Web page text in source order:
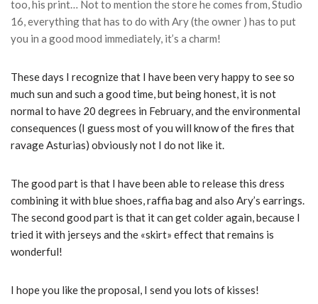
too, his print… Not to mention the store he comes from, Studio
16, everything that has to do with Ary (the owner ) has to put
you in a good mood immediately, it’s a charm!
These days I recognize that I have been very happy to see so
much sun and such a good time, but being honest, it is not
normal to have 20 degrees in February, and the environmental
consequences (I guess most of you will know of the fires that
ravage Asturias) obviously not I do not like it.
The good part is that I have been able to release this dress
combining it with blue shoes, raffia bag and also Ary’s earrings.
The second good part is that it can get colder again, because I
tried it with jerseys and the «skirt» effect that remains is
wonderful!
I hope you like the proposal, I send you lots of kisses!